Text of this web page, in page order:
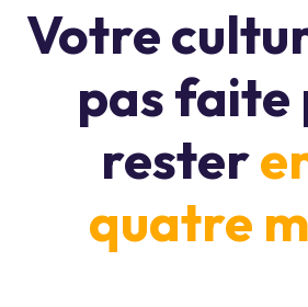
Votre
pas faite
rester
quatre